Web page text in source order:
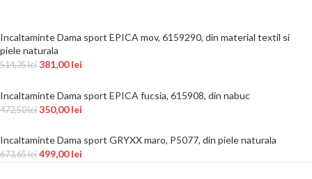
Incaltaminte Dama sport EPICA mov, 6159290, din material textil si
piele naturala
514,35lei 381,00lei
Incaltaminte Dama sport EPICA fucsia, 615908, din nabuc
472,50lei 350,00lei
Incaltaminte Dama sport GRYXX maro, P5077, din piele naturala
673,65lei 499,00lei